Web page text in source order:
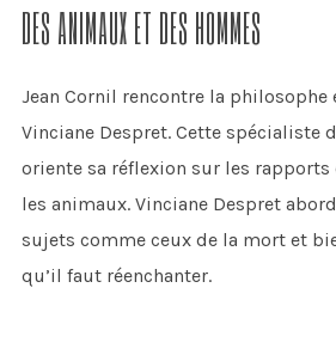
DES ANIMAUX ET DES HOMMES
Jean Cornil rencontre la
Vinciane Despret. Cette spécialiste
oriente sa réflexion sur les
les animaux. Vinciane Despret
sujets comme ceux de la mort et
qu’il faut réenchanter.